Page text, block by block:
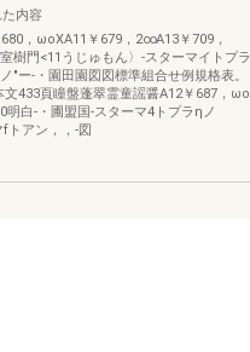
内容
，ωoXA11￥679，2∞A13￥709，
樹門<11うじゅもん〉-スターマイトプラ
"ー-・園田園図図標準組合せ例規格表。
433頁瞳盤蓬翠霊童謡醤A12￥687，ωo
明白-・圃盟国-スターマ4トプラηノ
fトアン，，-図